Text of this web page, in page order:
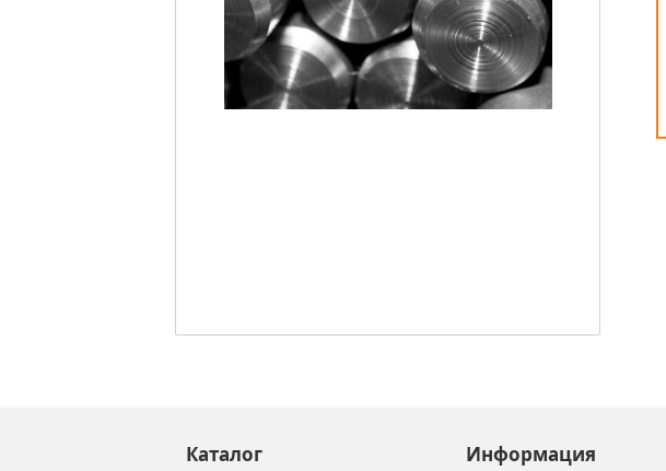
Каталог Информация